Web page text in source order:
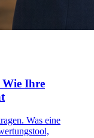
Ihre
Was eine